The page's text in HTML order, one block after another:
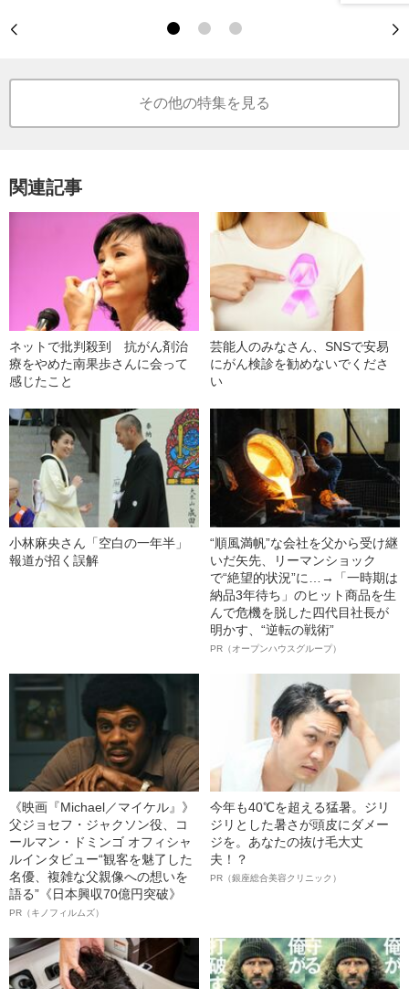
その他の特集を見る
関連記事
ネットで批判殺到 抗がん剤治
療をやめた南果歩さんに会って
感じたこと
芸能人のみなさん、SNSで安易
にがん検診を勧めないでくださ
い
小林麻央さん「空白の一年半」
報道が招く誤解
“順風満帆”な会社を父から受け継
いだ矢先、リーマンショック
で“絶望的状況”に…→「一時期は
納品3年待ち」のヒット商品を生
んで危機を脱した四代目社長が
明かす、“逆転の戦術”
PR（オープンハウスグループ）
《映画『Michael／マイケル』》
父ジョセフ・ジャクソン役、コ
ールマン・ドミンゴ オフィシャ
ルインタビュー“観客を魅了した
名優、複雑な父親像への想いを
語る”《日本興収70億円突破》
PR（キノフィルムズ）
今年も40℃を超える猛暑。ジリ
ジリとした暑さが頭皮にダメー
ジを。あなたの抜け毛大丈
夫！？
PR（銀座総合美容クリニック）